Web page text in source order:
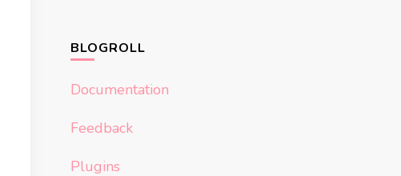
BLOGROLL
Documentation
Feedback
Plugins